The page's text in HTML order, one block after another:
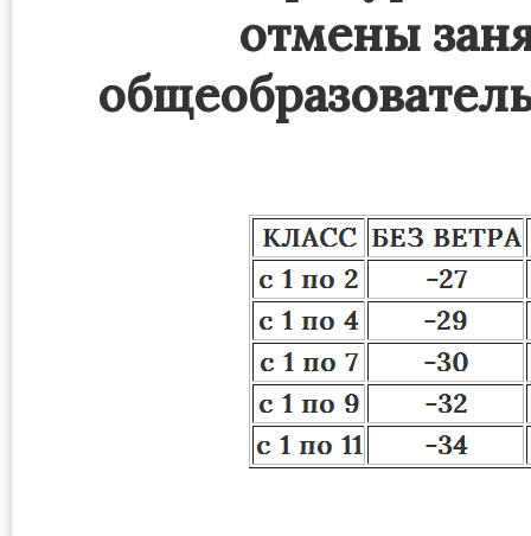
отмены